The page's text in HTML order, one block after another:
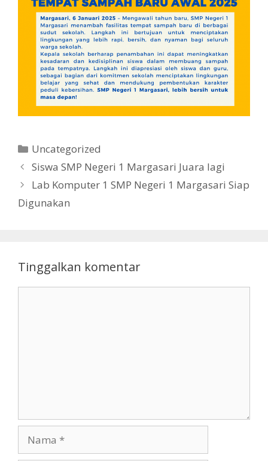
Kategori
Uncategorized
Siswa SMP Negeri 1 Margasari Juara lagi
Lab Komputer 1 SMP Negeri 1 Margasari Siap
Digunakan
Tinggalkan komentar